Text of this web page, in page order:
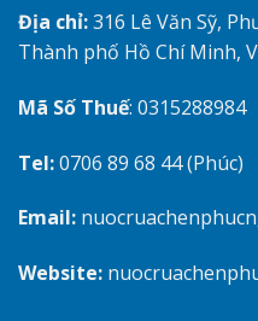
Địa chỉ:316 Lê Văn Sỹ,
Thành phố Hồ Chí Minh,
Mã Số Thuế: 0315288984
Tel:0706 89 68 44 (Phúc)
Email:
Website: